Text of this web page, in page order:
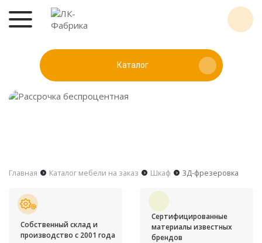
Каталог
Главная Каталог мебели на заказ Шкаф 3Д-фрезеровка
Собственный склад и
производство с 2001 года
Сертифицированные
материалы известных
брендов